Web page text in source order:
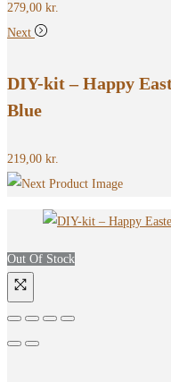
279,00 kr.
Next
DIY-kit – Happy
Blue
219,00 kr.
Out Of Stock